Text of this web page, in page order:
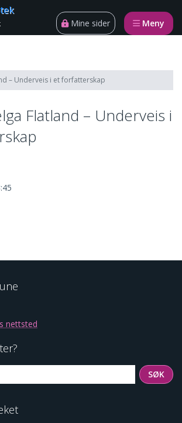
Meny
Mine sider
– Underveis i et forfatterskap
Flatland – Underveis i
nettsted
SØK
SØK